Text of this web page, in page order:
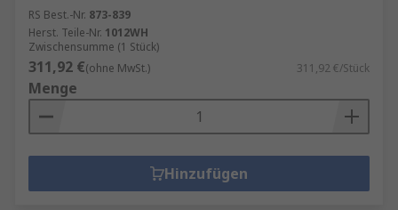
RS Best.-Nr. 873-839
Herst. Teile-Nr. 1012WH
Zwischensumme (1 Stück)
311,92 €(ohne MwSt.) 311,92 €/Stück
Menge
Hinzufügen